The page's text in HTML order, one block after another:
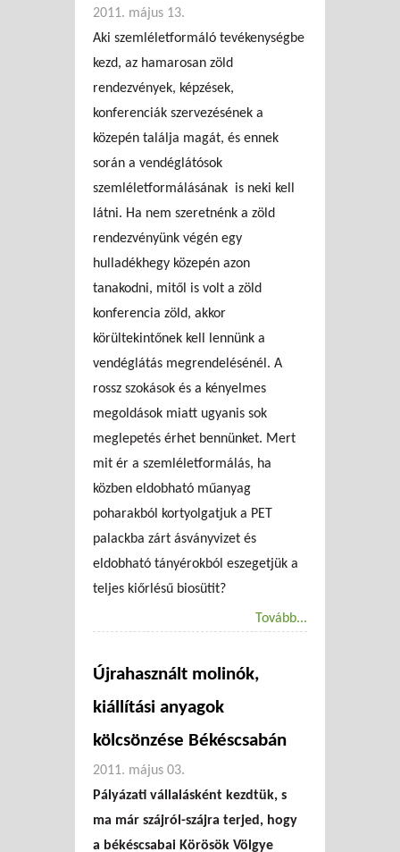
2011. május 13.
Aki szemléletformáló tevékenységbe
kezd, az hamarosan zöld
rendezvények, képzések,
konferenciák szervezésének a
közepén találja magát, és ennek
során a vendéglátósok
szemléletformálásának is neki kell
látni. Ha nem szeretnénk a zöld
rendezvényünk végén egy
hulladékhegy közepén azon
tanakodni, mitől is volt a zöld
konferencia zöld, akkor
körültekintőnek kell lennünk a
vendéglátás megrendelésénél. A
rossz szokások és a kényelmes
megoldások miatt ugyanis sok
meglepetés érhet bennünket. Mert
mit ér a szemléletformálás, ha
közben eldobható műanyag
poharakból kortyolgatjuk a PET
palackba zárt ásványvizet és
eldobható tányérokból eszegetjük a
teljes kiőrlésű biosütit?
Tovább...
Újrahasznált molinók,
kiállítási anyagok
kölcsönzése Békéscsabán
2011. május 03.
Pályázati vállalásként kezdtük, s
ma már szájról-szájra terjed, hogy
a békéscsabai Körösök Völgye